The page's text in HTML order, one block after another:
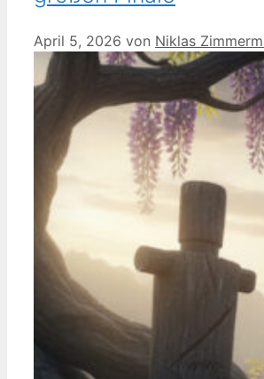
April 5, 2026 von Niklas